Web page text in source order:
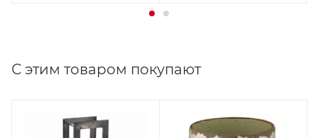
С этим товаром покупают